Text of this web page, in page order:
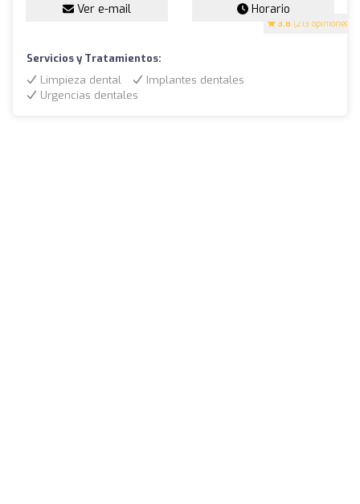
3.8 (213 opiniones)
Ver e-mail Horario
Servicios y Tratamientos:
Limpieza dental
Implantes dentales
Urgencias dentales